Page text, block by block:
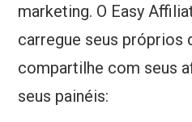
marketing. O Easy
carregue seus próprios
compartilhe com seus
seus painéis: